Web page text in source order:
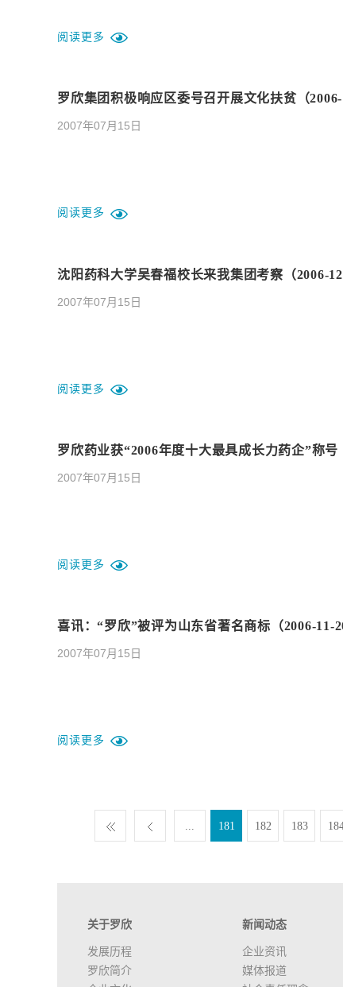
阅读更多
罗欣集团积极响应区委号召开展文化扶贫（2006-
2007年07月15日
阅读更多
沈阳药科大学吴春福校长来我集团考察（2006-
2007年07月15日
阅读更多
罗欣药业获“2006年度十大最具成长力药企”称号
2007年07月15日
阅读更多
喜讯：“罗欣”被评为山东省著名商标（2006-11-
2007年07月15日
阅读更多
... 181 182 183
关于罗欣
发展历程
罗欣简介
新闻动态
企业资讯
媒体报道